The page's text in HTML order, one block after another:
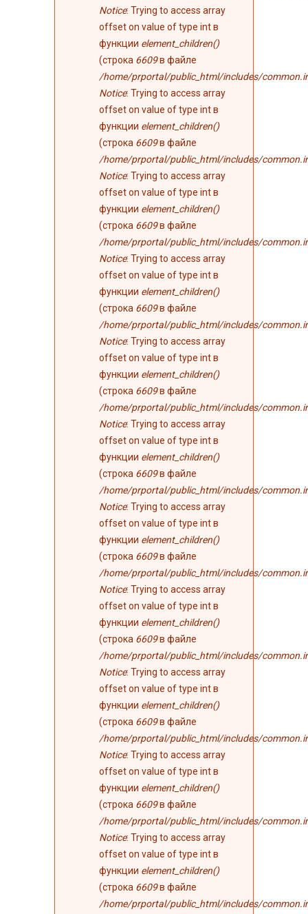
Notice: Trying to access array
offset on value of type int в
функции element_children()
(строка 6609в файле
/home/prportal/public_html/includes/
Notice: Trying to access array
offset on value of type int в
функции element_children()
(строка 6609в файле
/home/prportal/public_html/includes/
Notice: Trying to access array
offset on value of type int в
функции element_children()
(строка 6609в файле
/home/prportal/public_html/includes/
Notice: Trying to access array
offset on value of type int в
функции element_children()
(строка 6609в файле
/home/prportal/public_html/includes/
Notice: Trying to access array
offset on value of type int в
функции element_children()
(строка 6609в файле
/home/prportal/public_html/includes/
Notice: Trying to access array
offset on value of type int в
функции element_children()
(строка 6609в файле
/home/prportal/public_html/includes/
Notice: Trying to access array
offset on value of type int в
функции element_children()
(строка 6609в файле
/home/prportal/public_html/includes/
Notice: Trying to access array
offset on value of type int в
функции element_children()
(строка 6609в файле
/home/prportal/public_html/includes/
Notice: Trying to access array
offset on value of type int в
функции element_children()
(строка 6609в файле
/home/prportal/public_html/includes/
Notice: Trying to access array
offset on value of type int в
функции element_children()
(строка 6609в файле
/home/prportal/public_html/includes/
Notice: Trying to access array
offset on value of type int в
функции element_children()
(строка 6609в файле
/home/prportal/public_html/includes/